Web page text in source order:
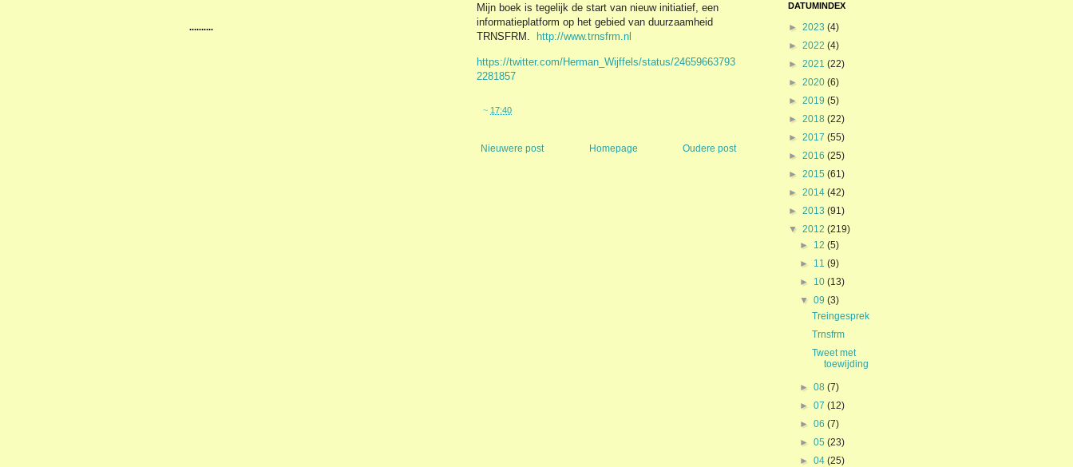
Mijn boek is tegelijk de start van nieuw initiatief, een
informatieplatform op het gebied van duurzaamheid
TRNSFRM.
http://www.trnsfrm.nl
https://twitter.com/Herman_Wijffels/status/24659663793
2281857
~ 17:40
Nieuwere post Oudere post
Homepage
..........
DATUMINDEX
► 2023 (4)
► 2022 (4)
► 2021 (22)
► 2020 (6)
► 2019 (5)
► 2018 (22)
► 2017 (55)
► 2016 (25)
► 2015 (61)
► 2014 (42)
► 2013 (91)
▼ 2012 (219)
► 12(5)
► 11(9)
► 10(13)
▼09(3)
Treingesprek
Trnsfrm
Tweet met
toewijding
►08(7)
►07(12)
►06(7)
►05(23)
►04(25)